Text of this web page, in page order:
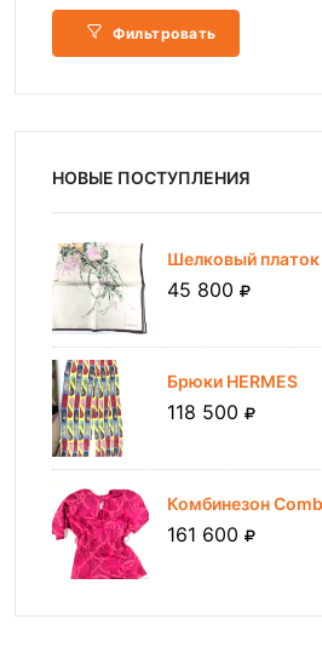
Фильтровать
НОВЫЕ ПОСТУПЛЕНИЯ
Шелковый
45 800
Брюки HERMES
118 500
Комбинезон
161 600